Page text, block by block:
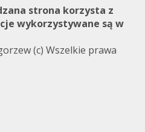
strona korzysta z
wykorzystywane są w
(c) Wszelkie prawa